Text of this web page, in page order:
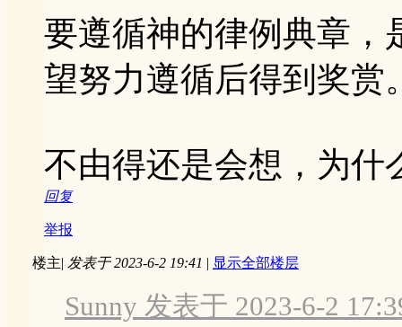
要遵循神的律例典章，
望努力遵循后得到奖赏
不由得还是会想，为什
回复
举报
楼主| 发表于 2023-6-2 19:41 | 显示全部楼层
Sunny 发表于 2023-6-2